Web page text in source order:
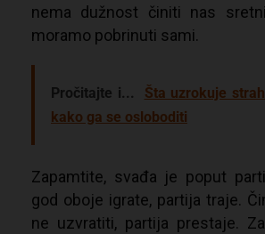
nema dužnost činiti nas
moramo pobrinuti sami.
Pročitajte i...
Šta uzrokuje
kako ga se osloboditi
Zapamtite, svađa je poput
god oboje igrate, partija traje.
ne uzvratiti, partija prestaje.